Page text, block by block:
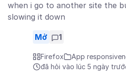
when i go to another site the
slowing it down
Mở 1
Firefox
App
đã hỏi vào lúc 5 ngày